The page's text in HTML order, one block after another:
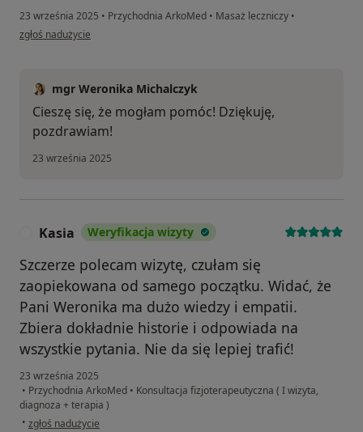
23 września 2025 • Przychodnia ArkoMed • Masaż leczniczy •
w opinii użytkownika BB
zgłoś nadużycie
mgr Weronika Michalczyk
Cieszę się, że mogłam pomóc! Dziękuję,
pozdrawiam!
23 września 2025
Kasia Weryfikacja wizyty
Szczerze polecam wizytę, czułam się
zaopiekowana od samego początku. Widać, że
Pani Weronika ma dużo wiedzy i empatii.
Zbiera dokładnie historie i odpowiada na
wszystkie pytania. Nie da się lepiej trafić!
23 września 2025
• Przychodnia ArkoMed • Konsultacja fizjoterapeutyczna ( I wizyta,
diagnoza + terapia )
• w opinii użytkownika Kasia
zgłoś nadużycie